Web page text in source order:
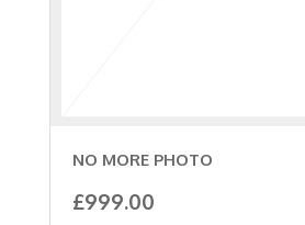
NO MORE PHOTO
£999.00